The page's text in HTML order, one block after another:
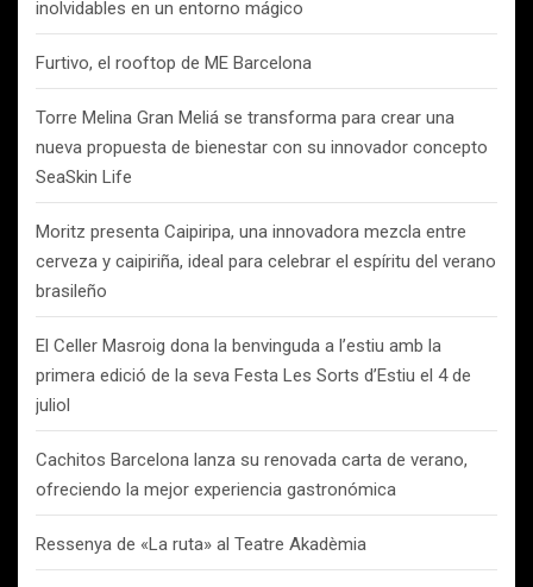
inolvidables en un entorno mágico
Furtivo, el rooftop de ME Barcelona
Torre Melina Gran Meliá se transforma para crear una
nueva propuesta de bienestar con su innovador concepto
SeaSkin Life
Moritz presenta Caipiripa, una innovadora mezcla entre
cerveza y caipiriña, ideal para celebrar el espíritu del verano
brasileño
El Celler Masroig dona la benvinguda a l’estiu amb la
primera edició de la seva Festa Les Sorts d’Estiu el 4 de
juliol
Cachitos Barcelona lanza su renovada carta de verano,
ofreciendo la mejor experiencia gastronómica
Ressenya de «La ruta» al Teatre Akadèmia